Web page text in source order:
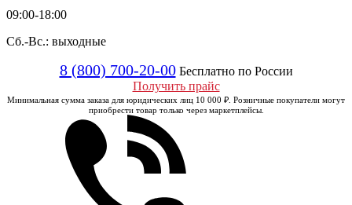
09:00-18:00
Сб.-Вс.: выходные
8 (800) 700-20-00 Бесплатно по России
Получить прайс
Минимальная сумма заказа для юридических лиц 10 000 ₽. Розничные покупатели могут
приобрести товар только через маркетплейсы.